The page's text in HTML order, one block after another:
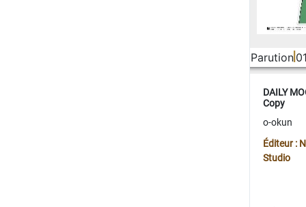
Parution
DAILY
Copy
o-okun
Éditeur :
Studio